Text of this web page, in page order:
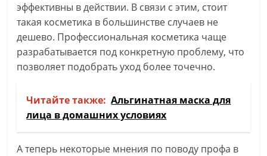
эффективны в действии. В связи с этим, стоит
такая косметика в большинстве случаев не
дешево. Профессиональная косметика чаще
разрабатывается под конкретную проблему, что
позволяет подобрать уход более точечно.
Читайте также: Альгинатная маска для
лица в домашних условиях
А теперь некоторые мнения по поводу профа в